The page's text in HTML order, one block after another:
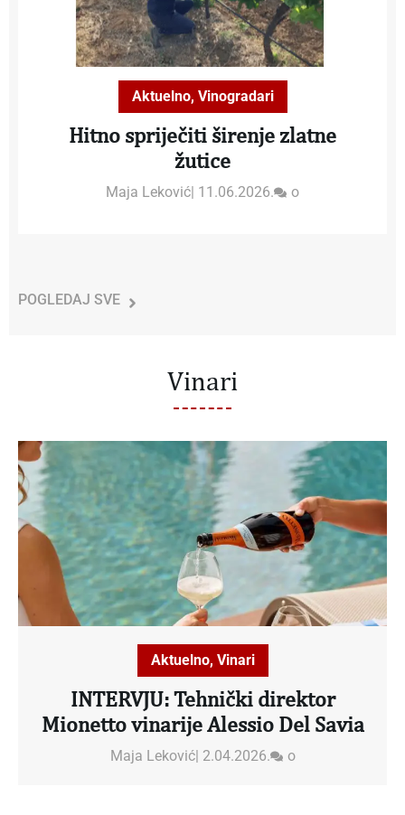
Aktuelno, Vinogradari
Hitno spriječiti širenje zlatne
žutice
Maja Leković| 11.06.2026. o
POGLEDAJ SVE
Vinari
Aktuelno, Vinari
INTERVJU: Tehnički direktor
Mionetto vinarije Alessio Del Savia
Maja Leković| 2.04.2026. o